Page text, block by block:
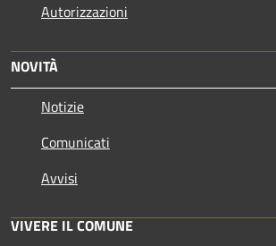
Autorizzazioni
NOVITÀ
Notizie
Comunicati
Avvisi
VIVERE IL COMUNE